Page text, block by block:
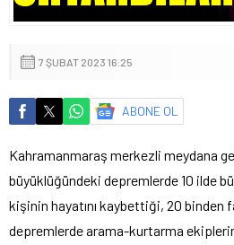
7 ŞUBAT 2023 16:25
ABONE OL
Kahramanmaraş merkezli meydana
büyüklüğündeki depremlerde 10 ilde
kişinin hayatını kaybettiği, 20 binden
depremlerde arama-kurtarma